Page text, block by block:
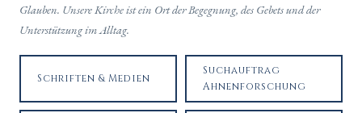
Glauben. Unsere Kirche ist ein Ort der Begegnung, des Gebets und der
Unterstützung im Alltag.
Schriften & Medien
Suchauftrag
Ahnenforschung